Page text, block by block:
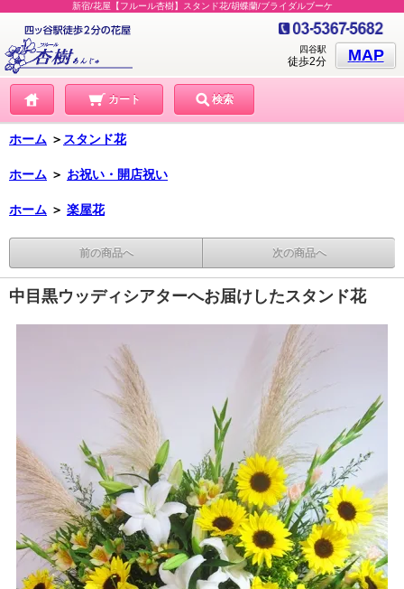
新宿/花屋【フルール杏樹】スタンド花/胡蝶蘭/ブライダルブーケ
MAP
四谷駅
徒歩2分
カート 検索
ホーム ＞ スタンド花
ホーム ＞ お祝い・開店祝い
ホーム ＞ 楽屋花
前の商品へ 次の商品へ
中目黒ウッディシアターへお届けしたスタンド花